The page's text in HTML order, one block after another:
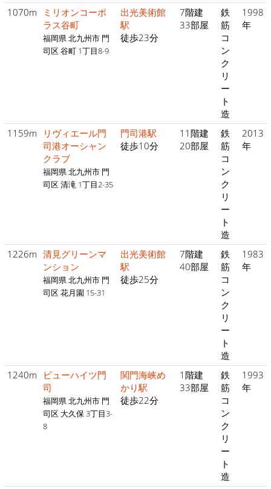
1070m
ミリオンコーポ
ラス谷町
福岡県 北九州市 門
司区 谷町 1丁目8-9
出光美術館
駅
徒歩23分
7階建
33部屋
鉄
筋
コ
ン
ク
リ
ー
ト
造
1998
年
1159m
リヴィエール門
司港オーシャン
クラブ
福岡県 北九州市 門
司区 清滝 1丁目2-35
門司港駅
徒歩10分
11階建
20部屋
鉄
筋
コ
ン
ク
リ
ー
ト
造
2013
年
1226m 清見グリーンマ
ンション
福岡県 北九州市 門
司区 花月園 15-31
出光美術館
駅
徒歩25分
7階建
40部屋
鉄
筋
コ
ン
ク
リ
ー
ト
造
1983
年
1240m
ビューハイツ門
司
福岡県 北九州市 門
司区 大久保 3丁目3-
8
関門海峡め
かり駅
徒歩22分
1階建
33部屋
鉄
筋
コ
ン
ク
リ
ー
ト
造
1993
年